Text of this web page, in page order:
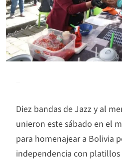
–
Diez bandas de Jazz y al
unieron este sábado en el
para homenajear a Bolivia
independencia con